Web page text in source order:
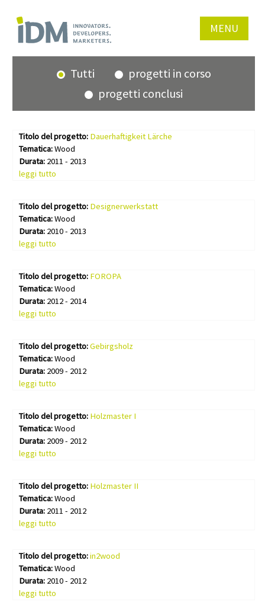
MENU
Tutti
progetti in corso
progetti conclusi
Titolo del progetto: Dauerhaftigkeit Lärche
Tematica:Wood
Durata: 2011 - 2013
leggi tutto
Titolo del progetto: Designerwerkstatt
Tematica:Wood
Durata: 2010 - 2013
leggi tutto
Titolo del progetto: FOROPA
Tematica:Wood
Durata: 2012 - 2014
leggi tutto
Titolo del progetto:Gebirgsholz
Tematica:Wood
Durata: 2009 - 2012
leggi tutto
Titolo del progetto: Holzmaster I
Tematica:Wood
Durata: 2009 - 2012
leggi tutto
Titolo del progetto: Holzmaster II
Tematica:Wood
Durata: 2011 - 2012
leggi tutto
Titolo del progetto:in2wood
Tematica:Wood
Durata: 2010 - 2012
leggi tutto